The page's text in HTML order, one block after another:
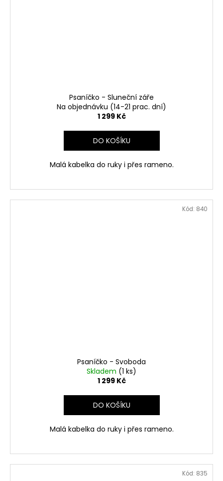
Psaníčko - Sluneční záře
Na objednávku (14-21 prac. dní)
1 299 Kč
DO KOŠÍKU
Malá kabelka do ruky i přes rameno.
Psaníčko - Svoboda
Skladem (1 ks)
1 299 Kč
DO KOŠÍKU
Malá kabelka do ruky i přes rameno.
Kód: 840
Kód: 835